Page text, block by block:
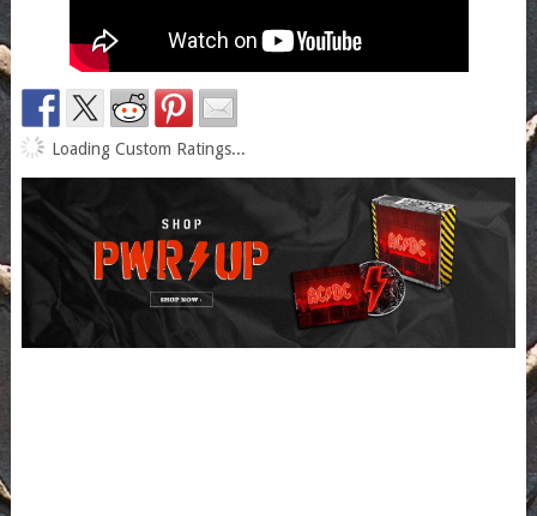
Loading Custom Ratings...